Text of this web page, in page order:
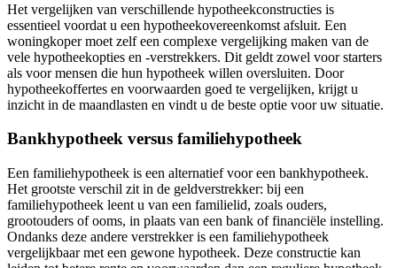
Het vergelijken van verschillende hypotheekconstructies is
essentieel voordat u een hypotheekovereenkomst afsluit. Een
woningkoper moet zelf een complexe vergelijking maken van de
vele hypotheekopties en -verstrekkers. Dit geldt zowel voor starters
als voor mensen die hun hypotheek willen oversluiten. Door
hypotheekoffertes en voorwaarden goed te vergelijken, krijgt u
inzicht in de maandlasten en vindt u de beste optie voor uw situatie.
Bankhypotheek versus familiehypotheek
Een familiehypotheek is een alternatief voor een bankhypotheek.
Het grootste verschil zit in de geldverstrekker: bij een
familiehypotheek leent u van een familielid, zoals ouders,
grootouders of ooms, in plaats van een bank of financiële instelling.
Ondanks deze andere verstrekker is een familiehypotheek
vergelijkbaar met een gewone hypotheek. Deze constructie kan